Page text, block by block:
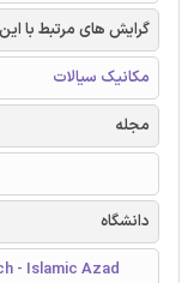
گرایش های مرتبط با
مکانیک سیالات
مجله
دانشگاه
- Islamic Azad